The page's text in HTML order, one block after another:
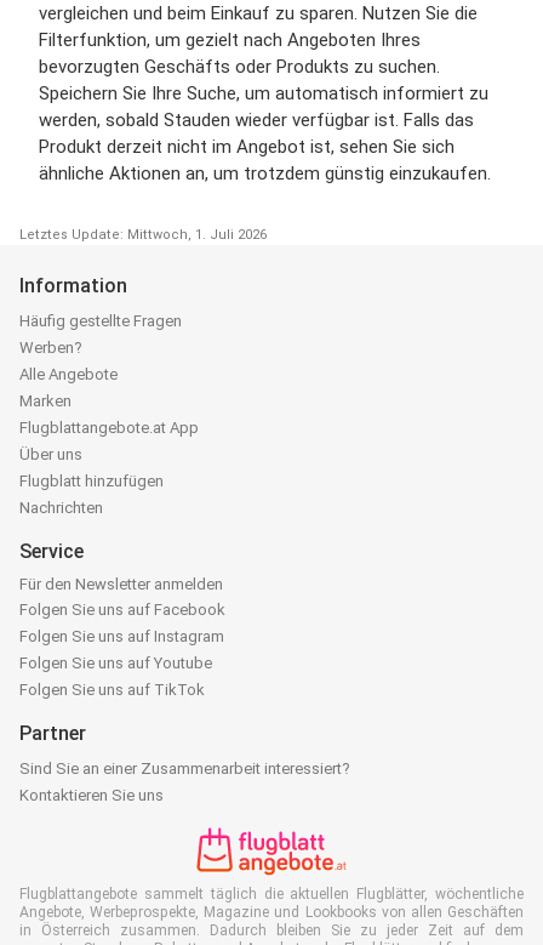
vergleichen und beim Einkauf zu sparen. Nutzen Sie die
Filterfunktion, um gezielt nach Angeboten Ihres
bevorzugten Geschäfts oder Produkts zu suchen.
Speichern Sie Ihre Suche, um automatisch informiert zu
werden, sobald Stauden wieder verfügbar ist. Falls das
Produkt derzeit nicht im Angebot ist, sehen Sie sich
ähnliche Aktionen an, um trotzdem günstig einzukaufen.
Letztes Update: Mittwoch, 1. Juli 2026
Information
Häufig gestellte Fragen
Werben?
Alle Angebote
Marken
Flugblattangebote.at App
Über uns
Flugblatt hinzufügen
Nachrichten
Service
Für den Newsletter anmelden
Folgen Sie uns auf Facebook
Folgen Sie uns auf Instagram
Folgen Sie uns auf Youtube
Folgen Sie uns auf TikTok
Partner
Sind Sie an einer Zusammenarbeit interessiert?
Kontaktieren Sie uns
Flugblattangebote sammelt täglich die aktuellen Flugblätter, wöchentliche
Angebote, Werbeprospekte, Magazine und Lookbooks von allen Geschäften
in Österreich zusammen. Dadurch bleiben Sie zu jeder Zeit auf dem